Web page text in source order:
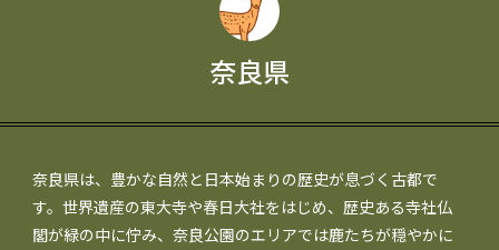
奈良県
奈良県は、豊かな自然と日本始まりの歴史が息づく古都で
す。世界遺産の東大寺や春日大社をはじめ、歴史ある寺社仏
閣が緑の中に佇み、奈良公園のエリアでは鹿たちが穏やかに